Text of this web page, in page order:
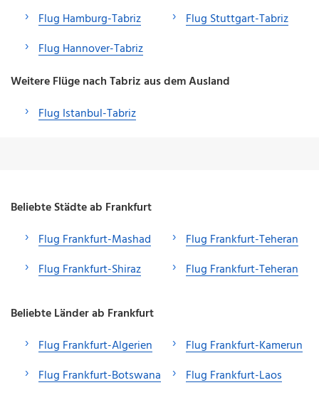
Flug Hamburg-Tabriz
Flug Hannover-Tabriz
Flug Stuttgart-Tabriz
Weitere Flüge nach Tabriz aus dem Ausland
Flug Istanbul-Tabriz
Beliebte Städte ab Frankfurt
Flug Frankfurt-Mashad
Flug Frankfurt-Shiraz
Flug Frankfurt-Teheran
Flug Frankfurt-Teheran
Beliebte Länder ab Frankfurt
Flug Frankfurt-Algerien
Flug Frankfurt-Botswana
Flug Frankfurt-Kamerun
Flug Frankfurt-Laos